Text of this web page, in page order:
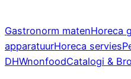
Gastronorm matenHoreca
apparatuurHoreca servies
DHWnonfoodCatalogi &